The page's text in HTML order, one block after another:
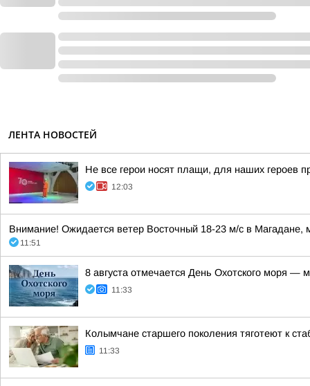
ЛЕНТА НОВОСТЕЙ
Не все герои носят плащи, для наших героев
12:03
Внимание! Ожидается ветер Восточный 18-23 м/с в
11:51
8 августа отмечается День Охотского моря —
11:33
Колымчане старшего поколения тяготеют к
11:33